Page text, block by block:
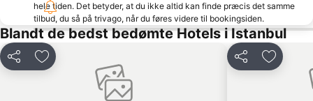
Ortakoy
Eyup Sultan Mosque
Kagithane
Osmanbey Subway Station
Umraniye
İstanbul Congress Center
hele tiden. Det betyder, at du ikke altid kan finde præcis det samme
tilbud, du så på trivago, når du føres videre til bookingsiden.
Blandt de bedst bedømte Hotels i Istanbul
Del Føj til favoritter Del Føj til